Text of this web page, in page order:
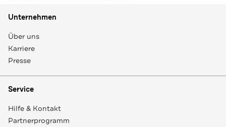
Unternehmen
Über uns
Karriere
Presse
Service
Hilfe & Kontakt
Partnerprogramm